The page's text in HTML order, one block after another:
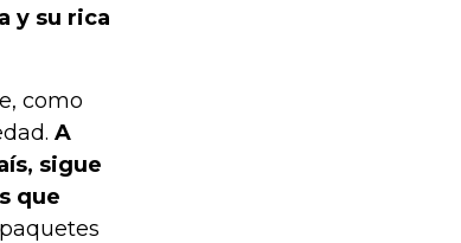
y su rica
como
A
sigue
que